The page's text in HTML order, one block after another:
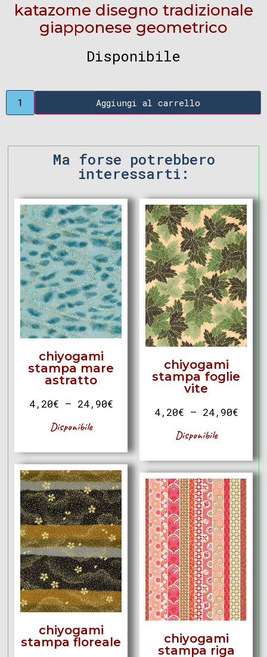
katazome disegno tradizionale
giapponese geometrico
Disponibile
Aggiungi al carrello
Ma forse potrebbero
interessarti:
chiyogami
stampa mare
astratto
4,20€ – 24,90€
Disponibile
chiyogami
stampa foglie
vite
4,20€ – 24,90€
Disponibile
chiyogami
stampa floreale
chiyogami
stampa riga